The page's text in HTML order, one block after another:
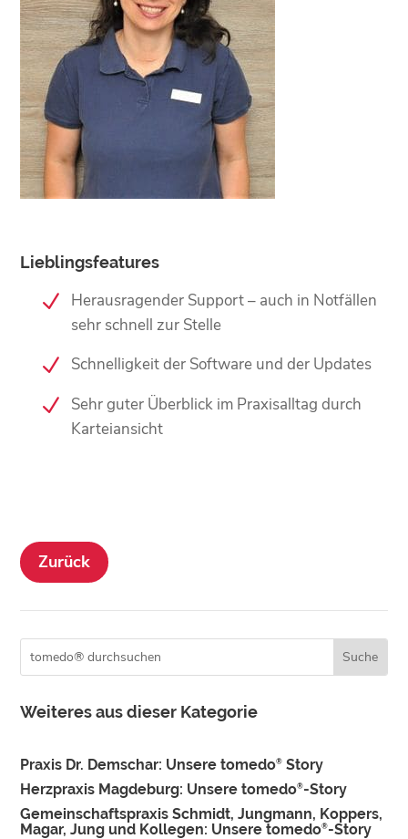
Lieblingsfeatures
Herausragender Support – auch in Notfällen
sehr schnell zur Stelle
Schnelligkeit der Software und der Updates
Sehr guter Überblick im Praxisalltag durch
Karteiansicht
Zurück
Weiteres aus dieser Kategorie
Praxis Dr. Demschar: Unsere tomedo® Story
Herzpraxis Magdeburg: Unsere tomedo®-Story
Gemeinschaftspraxis Schmidt, Jungmann, Koppers,
Magar, Jung und Kollegen: Unsere tomedo®-Story